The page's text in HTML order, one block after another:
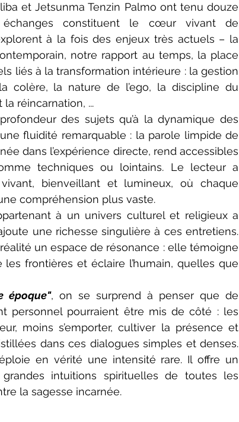
et Jetsunma Tenzin Palmo ont tenu douze
à la fois des enjeux très actuels – la
notre rapport au temps, la place
liés à la transformation intérieure : la gestion
colère, la nature de l’ego, la discipline du
réincarnation, ...
des sujets qu’à la dynamique des
fluidité remarquable : la parole limpide de
dans l’expérience directe, rend accessibles
techniques ou lointains. Le lecteur a
vivant, bienveillant et lumineux, où chaque
compréhension plus vaste.
à un univers culturel et religieux a
une richesse singulière à ces entretiens.
un espace de résonance : elle témoigne
frontières et éclaire l’humain, quelles que
époque", on se surprend à penser que de
personnel pourraient être mis de côté : les
moins s’emporter, cultiver la présence et
dans ces dialogues simples et denses.
en vérité une intensité rare. Il offre un
intuitions spirituelles de toutes les
la sagesse incarnée.